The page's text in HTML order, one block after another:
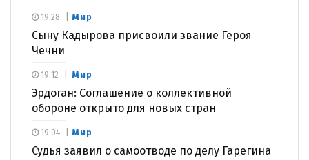
Мир
Сыну Кадырова присвоили звание Героя
Чечни
19:28
Мир
Эрдоган: Соглашение о коллективной
обороне открыто для новых стран
19:12
Мир
Судья заявил о самоотводе по делу Гарегина
19:04